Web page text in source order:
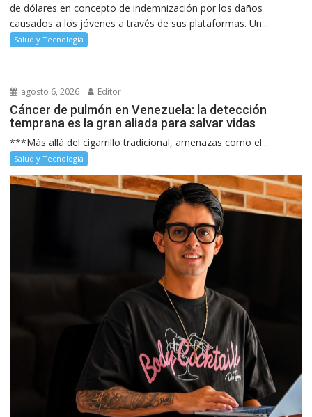
de dólares en concepto de indemnización por los daños
causados a los jóvenes a través de sus plataformas. Un...
Salud y Tecnología
agosto 6, 2026 Editor
Cáncer de pulmón en Venezuela: la detección
temprana es la gran aliada para salvar vidas
***Más allá del cigarrillo tradicional, amenazas como el...
Salud y Tecnología